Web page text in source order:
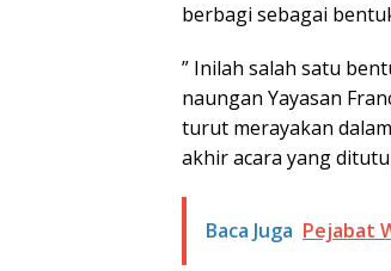
berbagi sebagai
” Inilah salah satu
naungan Yayasan
turut merayakan
akhir acara yang
Baca Juga Pejabat